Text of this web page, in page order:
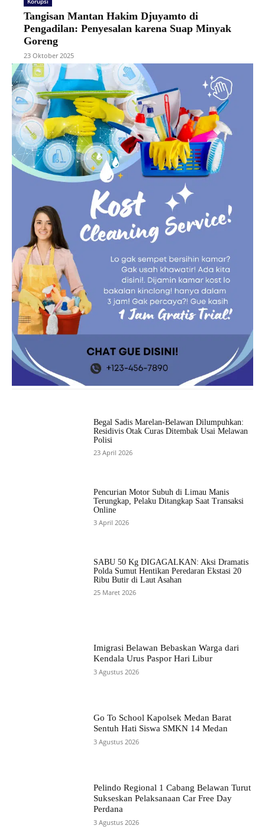
Tangisan Mantan Hakim Djuyamto di
Pengadilan: Penyesalan karena Suap Minyak
Goreng
23 Oktober 2025
Begal Sadis Marelan-Belawan Dilumpuhkan:
Residivis Otak Curas Ditembak Usai Melawan
Polisi
23 April 2026
Pencurian Motor Subuh di Limau Manis
Terungkap, Pelaku Ditangkap Saat Transaksi
Online
3 April 2026
SABU 50 Kg DIGAGALKAN: Aksi Dramatis
Polda Sumut Hentikan Peredaran Ekstasi 20
Ribu Butir di Laut Asahan
25 Maret 2026
Imigrasi Belawan Bebaskan Warga dari
Kendala Urus Paspor Hari Libur
3 Agustus 2026
Go To School Kapolsek Medan Barat
Sentuh Hati Siswa SMKN 14 Medan
3 Agustus 2026
Pelindo Regional 1 Cabang Belawan Turut
Sukseskan Pelaksanaan Car Free Day
Perdana
3 Agustus 2026